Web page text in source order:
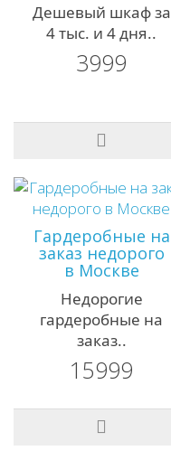
Дешевый шкаф за
4 тыс. и 4 дня..
3999
Гардеробные на
заказ недорого
в Москве
Недорогие
гардеробные на
заказ..
15999